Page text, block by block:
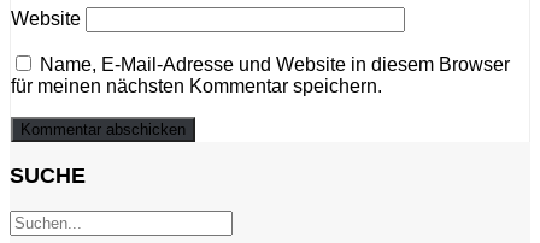
Website
Name, E-Mail-Adresse und Website in diesem Browser
für meinen nächsten Kommentar speichern.
SUCHE